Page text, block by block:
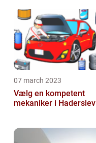
07 march 2023
Vælg en kompetent
mekaniker i Haderslev